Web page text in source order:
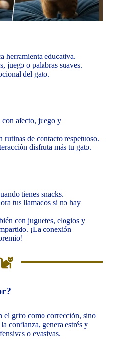
herramienta educativa.
juego o palabras suaves.
del gato.
afecto, juego y
de contacto respetuoso.
disfruta más tu gato.
tienes snacks.
tus llamados si no hay
con juguetes, elogios y
¡La conexión
el grito como corrección, sino
confianza, genera estrés y
o evasivas.